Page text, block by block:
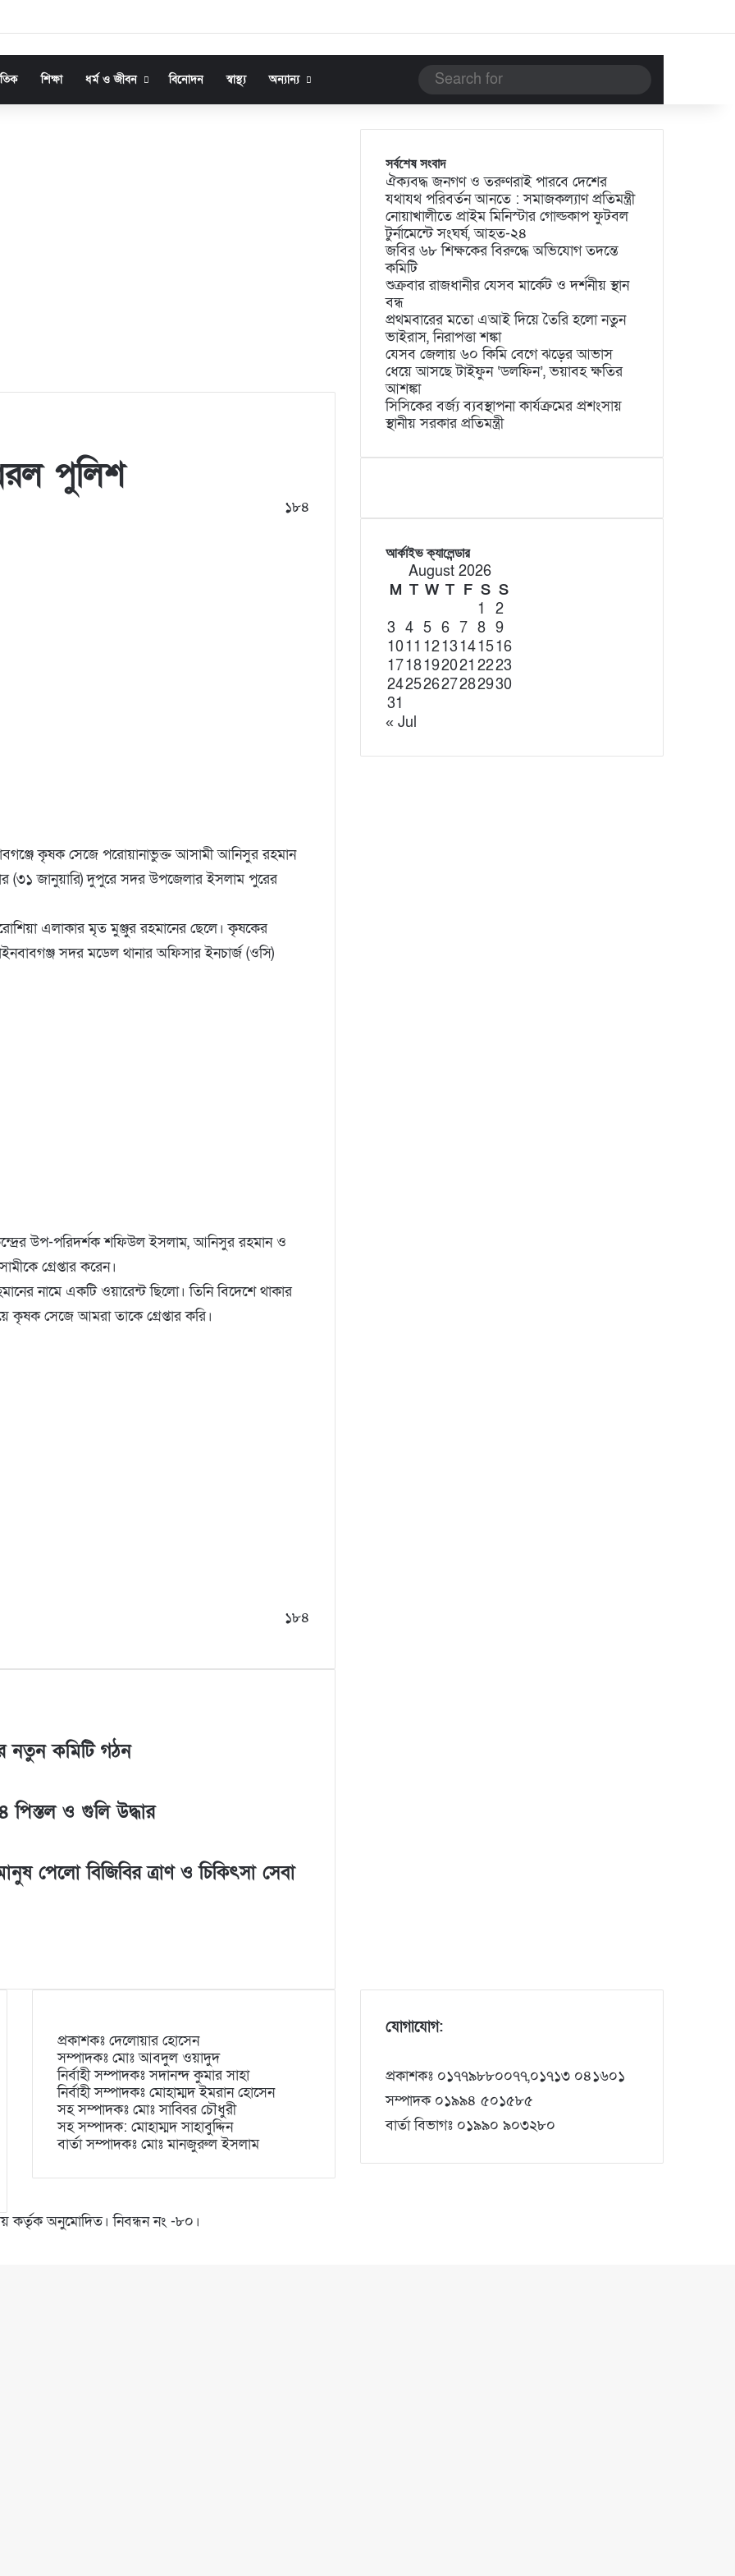
শিক্ষা ধর্ম ও জীবন বিনোদন স্বাস্থ্য অন্যান্য
for
পুলিশ
১৮৪
কৃষক সেজে পরোয়ানাভুক্ত আসামী আনিসুর রহমান
(৩১ জানুয়ারি) দুপুরে সদর উপজেলার ইসলাম পুরের
এলাকার মৃত মুঞ্জুর রহমানের ছেলে। কৃষকের
সদর মডেল থানার অফিসার ইনচার্জ (ওসি)
উপ-পরিদর্শক শফিউল ইসলাম, আনিসুর রহমান ও
গ্রেপ্তার করেন।
নামে একটি ওয়ারেন্ট ছিলো। তিনি বিদেশে থাকার
কৃষক সেজে আমরা তাকে গ্রেপ্তার করি।
১৮৪
নতুন কমিটি গঠন
পিস্তল ও গুলি উদ্ধার
পেলো বিজিবির ত্রাণ ও চিকিৎসা সেবা
সর্বশেষ সংবাদ
ঐক্যবদ্ধ জনগণ ও তরুণরাই পারবে দেশের
যথাযথ পরিবর্তন আনতে : সমাজকল্যাণ প্রতিমন্ত্রী
নোয়াখালীতে প্রাইম মিনিস্টার গোল্ডকাপ ফুটবল
টুর্নামেন্টে সংঘর্ষ, আহত-২৪
জবির ৬৮ শিক্ষকের বিরুদ্ধে অভিযোগ তদন্তে
কমিটি
শুক্রবার রাজধানীর যেসব মার্কেট ও দর্শনীয় স্থান
বন্ধ
প্রথমবারের মতো এআই দিয়ে তৈরি হলো নতুন
ভাইরাস, নিরাপত্তা শঙ্কা
যেসব জেলায় ৬০ কিমি বেগে ঝড়ের আভাস
ধেয়ে আসছে টাইফুন ‘ডলফিন’, ভয়াবহ ক্ষতির
আশঙ্কা
সিসিকের বর্জ্য ব্যবস্থাপনা কার্যক্রমের প্রশংসায়
স্থানীয় সরকার প্রতিমন্ত্রী
আর্কাইভ ক্যালেন্ডার
August 2026
M T W T F S S
1
2
3 4 5 6 7 8 9
1011 1213141516
1718192021 2223
24252627282930
31
« Jul
প্রকাশকঃ দেলোয়ার হোসেন
সম্পাদকঃ মোঃ আবদুল ওয়াদুদ
নির্বাহী সম্পাদকঃ সদানন্দ কুমার সাহা
নির্বাহী সম্পাদকঃ মোহাম্মদ ইমরান হোসেন
সহ সম্পাদকঃ মোঃ সাব্বির চৌধুরী
সহ সম্পাদক: মোহাম্মদ সাহাবুদ্দিন
বার্তা সম্পাদকঃ মোঃ মানজুরুল ইসলাম
যোগাযোগ:
প্রকাশকঃ ০১৭৭৯৮৮০০৭৭,০১৭১৩ ০৪১৬০১
সম্পাদক ০১৯৯৪ ৫০১৫৮৫
বার্তা বিভাগঃ ০১৯৯০ ৯০৩২৮০
কর্তৃক অনুমোদিত। নিবন্ধন নং -৮০।